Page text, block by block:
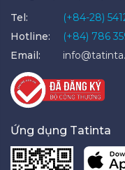
Tel:
(+84-28)
Hotline:
(+84) 786
Email:
Ứng dụng Tatinta